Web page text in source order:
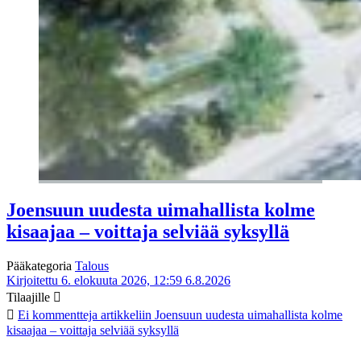
Joensuun uudesta uimahallista kolme
kisaajaa – voittaja selviää syksyllä
Pääkategoria Talous
Kirjoitettu 6. elokuuta 2026, 12:59 6.8.2026
Tilaajille
Ei kommentteja artikkeliin Joensuun uudesta uimahallista kolme
kisaajaa – voittaja selviää syksyllä